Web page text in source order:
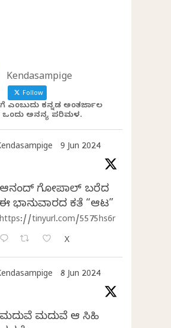
Kendasampige
Follow
ಎಂಬುದು ಕನ್ನಡ ಅಂತರ್ಜಾಲ
ಅನನ್ಯ ಪರಿಮಳ.
9 Jun 2024
ಆನಂದ್‌ ಗೋಪಾಲ್‌ ಬರೆದ
ಈ ಭಾನುವಾರದ ಕತೆ “ಆಟ”
https://tinyurl.com/5575hs6r
X
8 Jun 2024
ಮದುವೆ ಮದುವೆ ಆ ಸಿಹಿ